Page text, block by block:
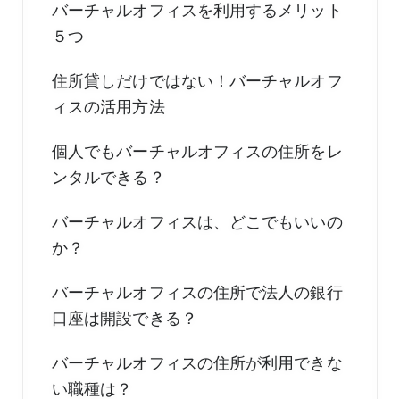
バーチャルオフィスを利用するメリット
５つ
住所貸しだけではない！バーチャルオフ
ィスの活用方法
個人でもバーチャルオフィスの住所をレ
ンタルできる？
バーチャルオフィスは、どこでもいいの
か？
バーチャルオフィスの住所で法人の銀行
口座は開設できる？
バーチャルオフィスの住所が利用できな
い職種は？